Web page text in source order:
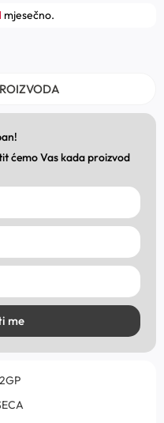
mjesečno.
ćemo Vas kada proizvod
me